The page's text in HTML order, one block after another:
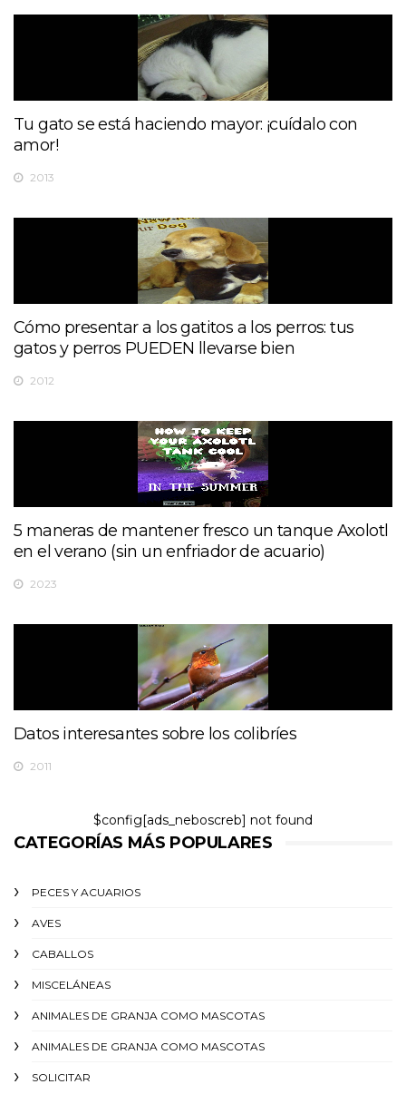
Tu gato se está haciendo mayor: ¡cuídalo con
amor!
2013
Cómo presentar a los gatitos a los perros: tus
gatos y perros PUEDEN llevarse bien
2012
5 maneras de mantener fresco un tanque Axolotl
en el verano (sin un enfriador de acuario)
2023
Datos interesantes sobre los colibríes
2011
$config[ads_neboscreb] not found
CATEGORÍAS MÁS POPULARES
PECES Y ACUARIOS
AVES
CABALLOS
MISCELÁNEAS
ANIMALES DE GRANJA COMO MASCOTAS
ANIMALES DE GRANJA COMO MASCOTAS
SOLICITAR